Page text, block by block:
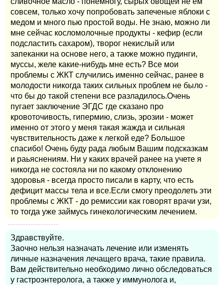
совсем, только хочу попробовать запеченые яблоки с
медом и много пью простой воды. Не знаю, можно ли
мне сейчас косломолочные продукты - кефир (если
подсластить сахаром), творог некислый или
запеканки на основе него, а также можно пудинги,
муссы, желе какие-нибудь мне есть? Все мои
проблемы с ЖКТ случились именно сейчас, ранее в
молодости никогда таких сильных проблем не было -
что бы до такой степени все разладилось.Очень
пугает заключение ЭГДС где сказано про
кровоточивость, гипермию, слизь, эрозии - может
именно от этого у меня такая жажда и сильная
чувствительность даже к легкой еде? Большое
спасибо! Очень буду рада любым Вашим подсказкам
и раьяснениям. Ни у каких врачей ранее на учете я
никогда не состояла ни по какому отклонению
здоровья - всегда просто писали в карту, что есть
дефицит массы тела и все.Если смогу преодолеть эти
проблемы с ЖКТ - до ремиссии как говорят врачи узи,
то тогда уже займусь гинекологическим лечением.
Здравствуйте.
Заочно нельзя назначать лечение или изменять
личные назначения лечащего врача, такие правила.
Вам действительно необходимо лично обследоваться
у гастроэнтеролога, а также у иммунолога и,